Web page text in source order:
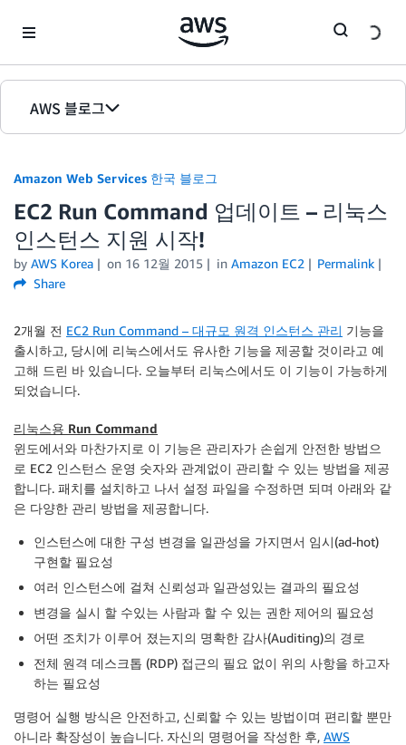
AWS 블로그
홈
에디션
Amazon Web Services 한국 블로그
EC2 Run Command 업데이트 – 리눅스
인스턴스 지원 시작!
by AWS Korea on 16 12월 2015 in Amazon EC2
Permalink
Share
2개월 전 EC2 Run Command – 대규모 원격 인스턴스 관리 기능을
출시하고, 당시에 리눅스에서도 유사한 기능을 제공할 것이라고 예
고해 드린 바 있습니다. 오늘부터 리눅스에서도 이 기능이 가능하게
되었습니다.
리눅스용 Run Command
윈도에서와 마찬가지로 이 기능은 관리자가 손쉽게 안전한 방법으
로 EC2 인스턴스 운영 숫자와 관계없이 관리할 수 있는 방법을 제공
합니다. 패치를 설치하고 나서 설정 파일을 수정하면 되며 아래와 같
은 다양한 관리 방법을 제공합니다.
인스턴스에 대한 구성 변경을 일관성을 가지면서 임시(ad-hot)
구현할 필요성
여러 인스턴스에 걸쳐 신뢰성과 일관성있는 결과의 필요성
변경을 실시 할 수있는 사람과 할 수 있는 권한 제어의 필요성
어떤 조치가 이루어 졌는지의 명확한 감사(Auditing)의 경로
전체 원격 데스크톱 (RDP) 접근의 필요 없이 위의 사항을 하고자
하는 필요성
명령어 실행 방식은 안전하고, 신뢰할 수 있는 방법이며 편리할 뿐만
아니라 확장성이 높습니다. 자신의 명령어을 작성한 후, AWS